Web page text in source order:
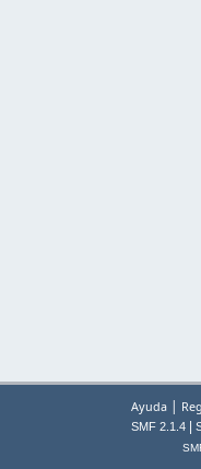
Ayuda |
SMF 2.1.4